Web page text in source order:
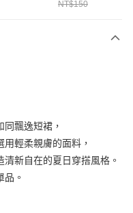
立即使用無須另外申請。
繳款截止日，確認付款後即完
交易確認頁面所載為準。
審核未通過，訂單將自動取
的支付方式。 讓您購物簡單
值。
帳。
將跳轉至「AFTEE先享後付」
熊中大
3L)-L28眼圈熊中
NT$150
飄逸短裙，
輕柔親膚的面料，
新自在的夏日穿搭風格。
。